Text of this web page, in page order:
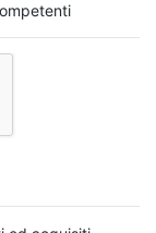
alla
siti web
di cui
preposte al